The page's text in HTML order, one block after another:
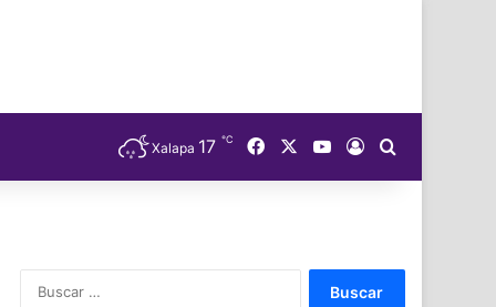
Xalapa 17 ℃ FacebookYouTube
Acceso